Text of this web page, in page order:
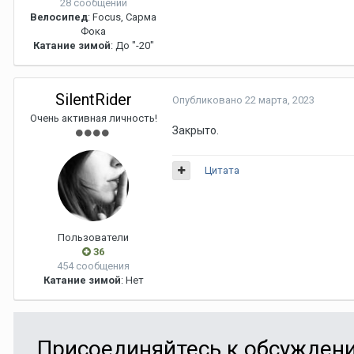
28 сообщений
Велосипед: Focus, Сарма
Фока
Катание зимой: До "-20"
SilentRider
Очень активная личность!
Пользователи
36
454 сообщения
Катание зимой: Нет
Опубликовано 22 марта, 2023
Закрыто.
Цитата